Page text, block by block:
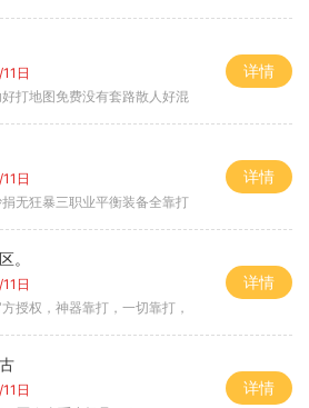
日
打地图免费没有套路散人好混
详情
日
无狂暴三职业平衡装备全靠打
详情
。
日
方授权，神器靠打，一切靠打，
详情
日
详情